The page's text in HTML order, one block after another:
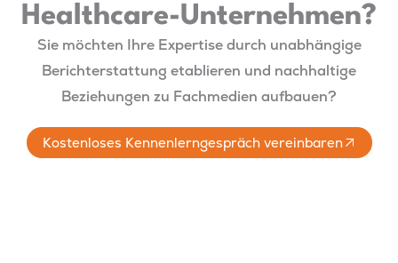
Healthcare-Unternehmen?
Sie möchten Ihre Expertise durch unabhängige
Berichterstattung etablieren und nachhaltige
Beziehungen zu Fachmedien aufbauen?
Kostenloses Kennenlerngespräch vereinbaren